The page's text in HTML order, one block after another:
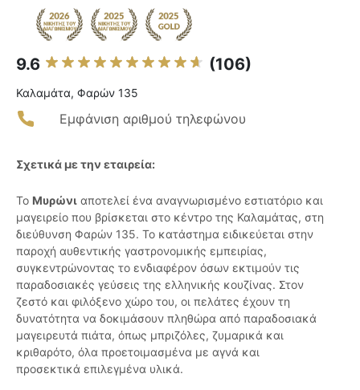
9.6 (106)
Καλαμάτα, Φαρών 135
Εμφάνιση αριθμού τηλεφώνου
Σχετικά με την εταιρεία:
Το Μυρώνι αποτελεί ένα αναγνωρισμένο εστιατόριο και
μαγειρείο που βρίσκεται στο κέντρο της Καλαμάτας, στη
διεύθυνση Φαρών 135. Το κατάστημα ειδικεύεται στην
παροχή αυθεντικής γαστρονομικής εμπειρίας,
συγκεντρώνοντας το ενδιαφέρον όσων εκτιμούν τις
παραδοσιακές γεύσεις της ελληνικής κουζίνας. Στον
ζεστό και φιλόξενο χώρο του, οι πελάτες έχουν τη
δυνατότητα να δοκιμάσουν πληθώρα από παραδοσιακά
μαγειρευτά πιάτα, όπως μπριζόλες, ζυμαρικά και
κριθαρότο, όλα προετοιμασμένα με αγνά και
προσεκτικά επιλεγμένα υλικά.